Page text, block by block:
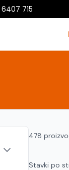
715
478
Stavki po